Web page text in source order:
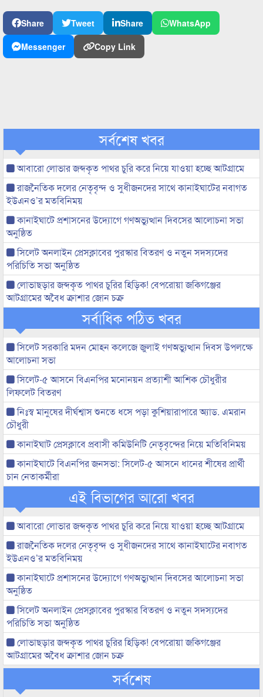
Share Tweet Share
WhatsApp
Messenger
Copy Link
সর্বশেষ খবর
আবারো লোভার জব্দকৃত পাথর চুরি করে নিয়ে যাওয়া হচ্ছে আটগ্রামে
রাজনৈতিক দলের নেতৃবৃন্দ ও সুধীজনদের সাথে কানাইঘাটের নবাগত
ইউএনও’র মতবিনিময়
কানাইঘাটে প্রশাসনের উদ্যোগে গণঅভ্যুত্থান দিবসের আলোচনা সভা
অনুষ্ঠিত
সিলেট অনলাইন প্রেসক্লাবের পুরস্কার বিতরণ ও নতুন সদস্যদের
পরিচিতি সভা অনুষ্ঠিত
লোভাছড়ার জব্দকৃত পাথর চুরির হিড়িক! বেপরোয়া জকিগঞ্জের
আটগ্রামের অবৈধ ক্রাশার জোন চক্র
সর্বাধিক পঠিত খবর
সিলেট সরকারি মদন মোহন কলেজে জুলাই গণঅভ্যুত্থান দিবস উপলক্ষে
আলোচনা সভা
সিলেট-৫ আসনে বিএনপির মনোনয়ন প্রত্যাশী আশিক চৌধুরীর
লিফলেট বিতরণ
নিঃস্ব মানুষের দীর্ঘশ্বাস শুনতে ধসে পড়া কুশিয়ারাপারে অ্যাড. এমরান
চৌধুরী
কানাইঘাট প্রেসক্লাবে প্রবাসী কমিউনিটি নেতৃবৃন্দের নিয়ে মতিবিনিময়
কানাইঘাটে বিএনপির জনসভা: সিলেট-৫ আসনে ধানের শীষের প্রার্থী
চান নেতাকর্মীরা
এই বিভাগের আরো খবর
আবারো লোভার জব্দকৃত পাথর চুরি করে নিয়ে যাওয়া হচ্ছে আটগ্রামে
রাজনৈতিক দলের নেতৃবৃন্দ ও সুধীজনদের সাথে কানাইঘাটের নবাগত
ইউএনও’র মতবিনিময়
কানাইঘাটে প্রশাসনের উদ্যোগে গণঅভ্যুত্থান দিবসের আলোচনা সভা
অনুষ্ঠিত
সিলেট অনলাইন প্রেসক্লাবের পুরস্কার বিতরণ ও নতুন সদস্যদের
পরিচিতি সভা অনুষ্ঠিত
লোভাছড়ার জব্দকৃত পাথর চুরির হিড়িক! বেপরোয়া জকিগঞ্জের
আটগ্রামের অবৈধ ক্রাশার জোন চক্র
সর্বশেষ